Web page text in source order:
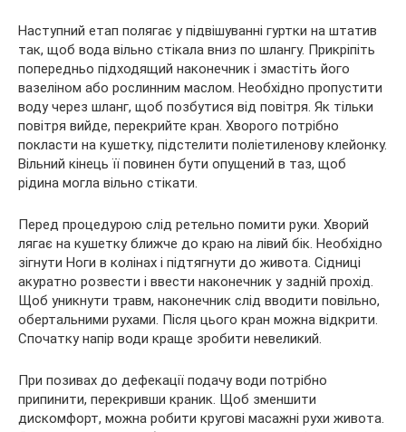
Наступний етап полягає у підвішуванні гуртки на штатив
так, щоб вода вільно стікала вниз по шлангу. Прикріпіть
попередньо підходящий наконечник і змастіть його
вазеліном або рослинним маслом. Необхідно пропустити
воду через шланг, щоб позбутися від повітря. Як тільки
повітря вийде, перекрийте кран. Хворого потрібно
покласти на кушетку, підстелити поліетиленову клейонку.
Вільний кінець її повинен бути опущений в таз, щоб
рідина могла вільно стікати.
Перед процедурою слід ретельно помити руки. Хворий
лягає на кушетку ближче до краю на лівий бік. Необхідно
зігнути Ноги в колінах і підтягнути до живота. Сідниці
акуратно розвести і ввести наконечник у задній прохід.
Щоб уникнути травм, наконечник слід вводити повільно,
обертальними рухами. Після цього кран можна відкрити.
Спочатку напір води краще зробити невеликий.
При позивах до дефекації подачу води потрібно
припинити, перекривши краник. Щоб зменшити
дискомфорт, можна робити кругові масажні рухи живота.